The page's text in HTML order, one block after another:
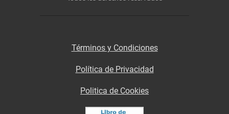
Términos y Condiciones
Política de Privacidad
Politica de Cookies